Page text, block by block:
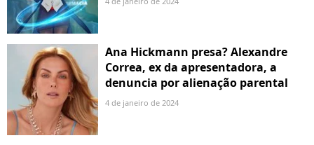
Ana Hickmann presa? Alexandre
Correa, ex da apresentadora, a
denuncia por alienação parental
4 de janeiro de 2024